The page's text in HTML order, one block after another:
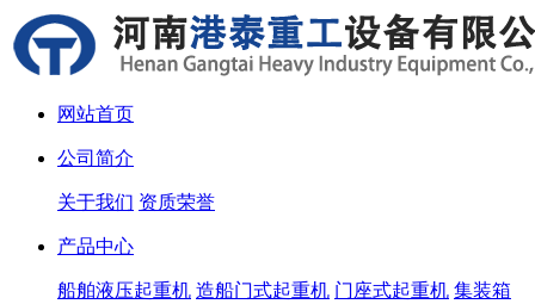
网站首页
公司简介
关于我们 资质荣誉
产品中心
船舶液压起重机 造船门式起重机 门座式起重机 集装箱